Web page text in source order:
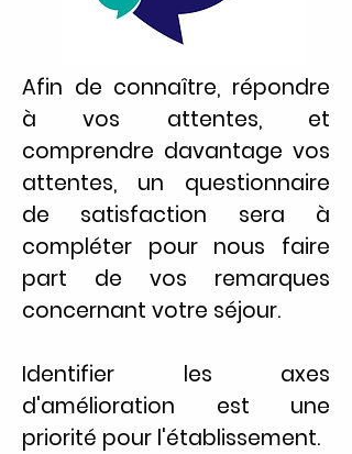
Afin de connaître, répondre
à vos attentes, et
comprendre davantage vos
attentes, un questionnaire
de satisfaction sera à
compléter pour nous faire
part de vos remarques
concernant votre séjour.
Identifier les axes
d'amélioration est une
priorité pour l'établissement.